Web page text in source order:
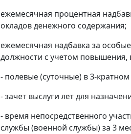
ежемесячная процентная
окладов денежного содержания;
ежемесячная надбавка за
должности с учетом
- полевые (суточные) в 3-
- зачет выслуги лет для
- время непосредственного
службы (военной службы) за 3